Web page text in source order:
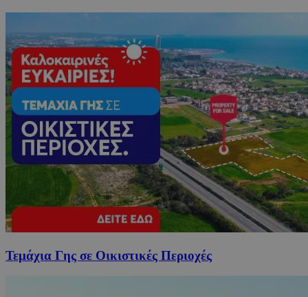
Τεμάχια Γης σε Οικιστικές Περιοχές